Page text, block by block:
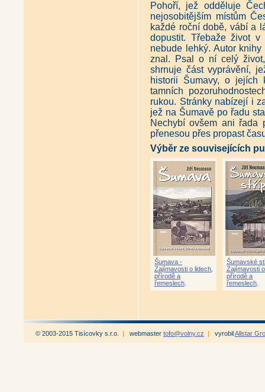
Pohoří, jež odděluje
nejosobitějším místům
každé roční době, vábí a
dopustit. Třebaže život
nebude lehký. Autor
znal. Psal o ní celý
shrnuje část vyprávění,
historii Šumavy, o jejích
tamních
rukou. Stránky nabízejí i
jež na Šumavě po řadu
Nechybí ovšem ani řada
přenesou přes propast
Výběr ze souvisejících
Šumava -
Zajímavosti o lidech,
přírodě a
řemeslech
Šumavské
Zajímavosti
přírodě a
řemeslech
© 2003-2015 Tisícovky s.r.o. | webmaster tofo@volny.cz | vyrobilAllstar